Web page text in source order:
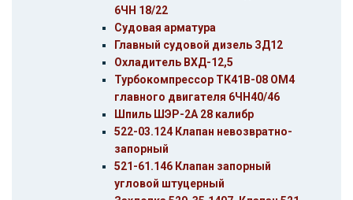
6ЧН 18/22
Судовая арматура
Главный судовой дизель ЗД12
Охладитель ВХД-12,5
Турбокомпрессор ТК41В-08 ОМ4
главного двигателя 6ЧН40/46
Шпиль ШЭР-2А 28 калибр
522-03.124 Клапан невозвратно-
запорный
521-61.146 Клапан запорный
угловой штуцерный